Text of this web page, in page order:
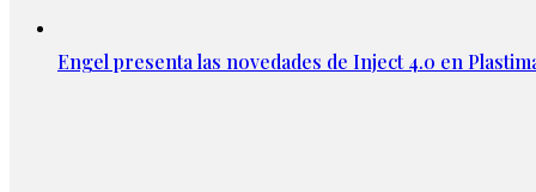
Engel presenta las novedades de Inject 4.0 en